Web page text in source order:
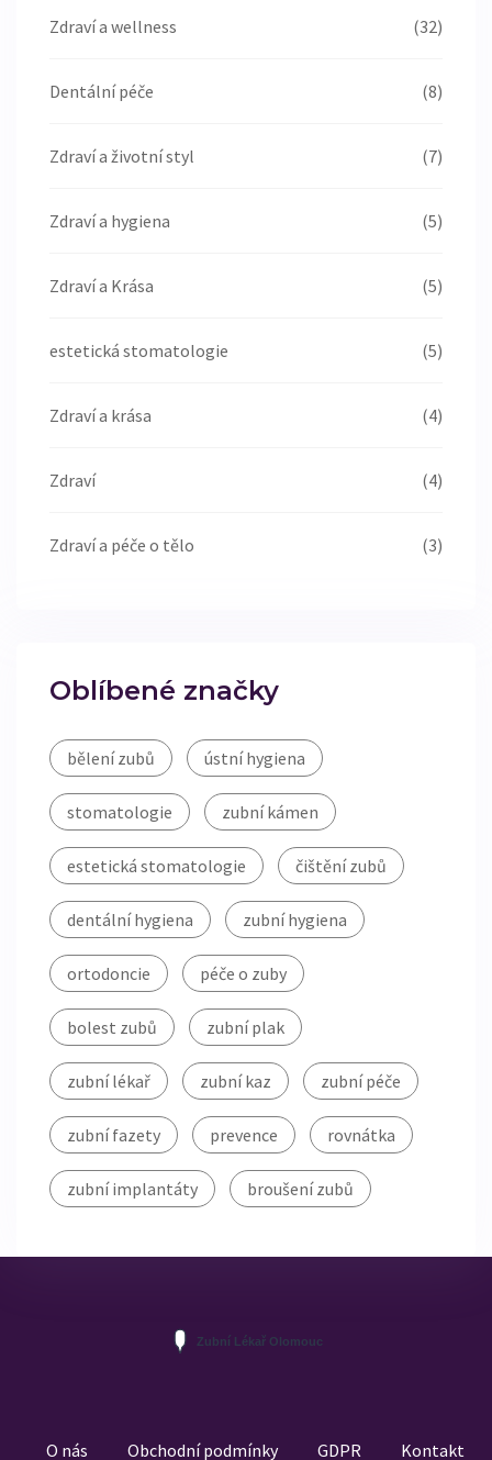
Zdraví a wellness (32)
Dentální péče (8)
Zdraví a životní styl (7)
Zdraví a hygiena (5)
Zdraví a Krása (5)
estetická stomatologie (5)
Zdraví a krása (4)
Zdraví (4)
Zdraví a péče o tělo (3)
Oblíbené značky
bělení zubů ústní hygiena
stomatologie zubní kámen
estetická stomatologie čištění zubů
dentální hygiena zubní hygiena
ortodoncie péče o zuby
bolest zubů zubní plak
zubní lékař zubní kaz zubní péče
zubní fazety prevence rovnátka
zubní implantáty broušení zubů
O nás Obchodní podmínky GDPR Kontakt